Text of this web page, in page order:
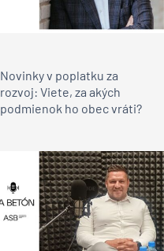
Novinky v poplatku za
rozvoj: Viete, za akých
podmienok ho obec vráti?